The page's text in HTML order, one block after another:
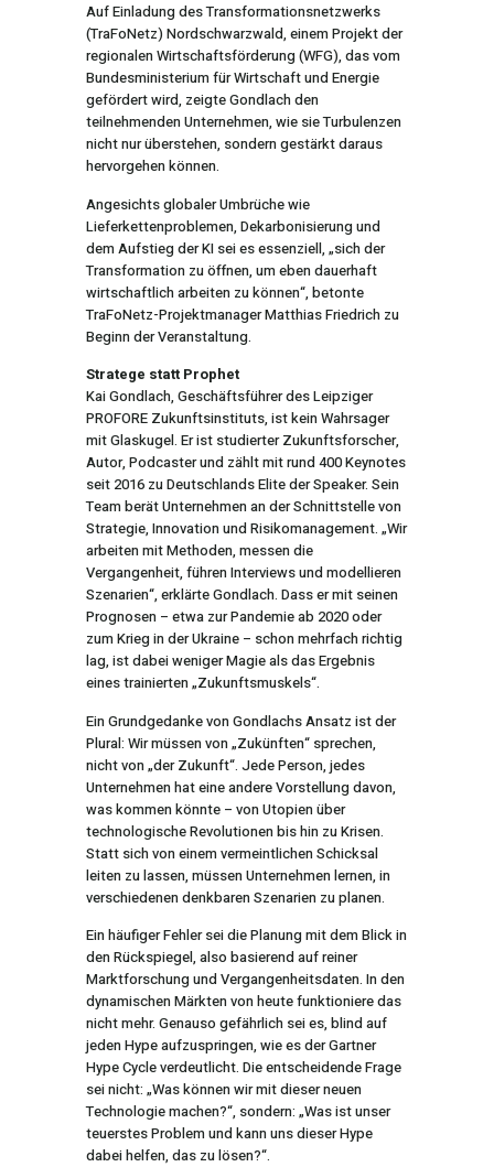
Auf Einladung des Transformationsnetzwerks
(TraFoNetz) Nordschwarzwald, einem Projekt der
regionalen Wirtschaftsförderung (WFG), das vom
Bundesministerium für Wirtschaft und Energie
gefördert wird, zeigte Gondlach den
teilnehmenden Unternehmen, wie sie Turbulenzen
nicht nur überstehen, sondern gestärkt daraus
hervorgehen können.
Angesichts globaler Umbrüche wie
Lieferkettenproblemen, Dekarbonisierung und
dem Aufstieg der KI sei es essenziell, „sich der
Transformation zu öffnen, um eben dauerhaft
wirtschaftlich arbeiten zu können“, betonte
TraFoNetz-Projektmanager Matthias Friedrich zu
Beginn der Veranstaltung.
Stratege statt Prophet
Kai Gondlach, Geschäftsführer des Leipziger
PROFORE Zukunftsinstituts, ist kein Wahrsager
mit Glaskugel. Er ist studierter Zukunftsforscher,
Autor, Podcaster und zählt mit rund 400 Keynotes
seit 2016 zu Deutschlands Elite der Speaker. Sein
Team berät Unternehmen an der Schnittstelle von
Strategie, Innovation und Risikomanagement. „Wir
arbeiten mit Methoden, messen die
Vergangenheit, führen Interviews und modellieren
Szenarien“, erklärte Gondlach. Dass er mit seinen
Prognosen – etwa zur Pandemie ab 2020 oder
zum Krieg in der Ukraine – schon mehrfach richtig
lag, ist dabei weniger Magie als das Ergebnis
eines trainierten „Zukunftsmuskels“.
Ein Grundgedanke von Gondlachs Ansatz ist der
Plural: Wir müssen von „Zukünften“ sprechen,
nicht von „der Zukunft“. Jede Person, jedes
Unternehmen hat eine andere Vorstellung davon,
was kommen könnte – von Utopien über
technologische Revolutionen bis hin zu Krisen.
Statt sich von einem vermeintlichen Schicksal
leiten zu lassen, müssen Unternehmen lernen, in
verschiedenen denkbaren Szenarien zu planen.
Ein häufiger Fehler sei die Planung mit dem Blick in
den Rückspiegel, also basierend auf reiner
Marktforschung und Vergangenheitsdaten. In den
dynamischen Märkten von heute funktioniere das
nicht mehr. Genauso gefährlich sei es, blind auf
jeden Hype aufzuspringen, wie es der Gartner
Hype Cycle verdeutlicht. Die entscheidende Frage
sei nicht: „Was können wir mit dieser neuen
Technologie machen?“, sondern: „Was ist unser
teuerstes Problem und kann uns dieser Hype
dabei helfen, das zu lösen?“.